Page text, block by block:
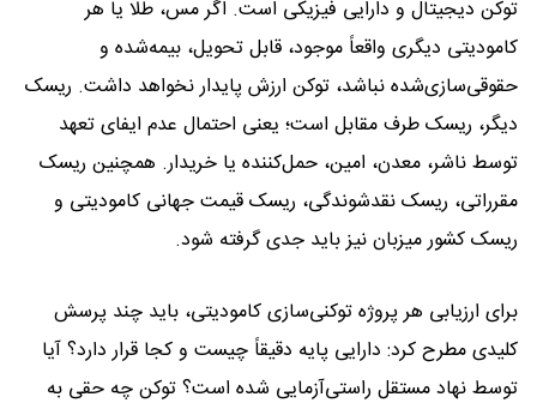
توکن دیجیتال و دارایی فیزیکی است. اگر مس، طلا یا هر
کامودیتی دیگری واقعاً موجود، قابل تحویل، بیمه‌شده و
حقوقی‌سازی‌شده نباشد، توکن ارزش پایدار نخواهد داشت. ریسک
دیگر، ریسک طرف مقابل است؛ یعنی احتمال عدم ایفای تعهد
توسط ناشر، معدن، امین، حمل‌کننده یا خریدار. همچنین ریسک
مقرراتی، ریسک نقدشوندگی، ریسک قیمت جهانی کامودیتی و
ریسک کشور میزبان نیز باید جدی گرفته شود.
برای ارزیابی هر پروژه توکنی‌سازی کامودیتی، باید چند پرسش
کلیدی مطرح کرد: دارایی پایه دقیقاً چیست و کجا قرار دارد؟ آیا
توسط نهاد مستقل راستی‌آزمایی شده است؟ توکن چه حقی به